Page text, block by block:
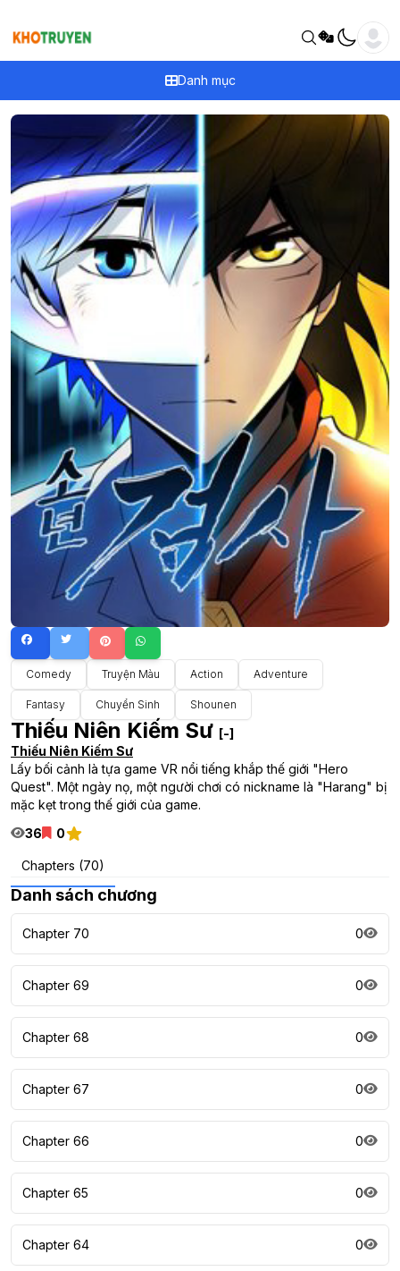
Danh mục
Comedy Truyện Màu Action Adventure
Fantasy Chuyển Sinh Shounen
Thiếu Niên Kiếm Sư [-]
Thiếu Niên Kiếm Sư
Lấy bối cảnh là tựa game VR nổi tiếng khắp thế giới "Hero
Quest". Một ngày nọ, một người chơi có nickname là "Harang" bị
mặc kẹt trong thế giới của game.
36
0
Chapters (70)
Danh sách chương
Chapter 70 0
Chapter 69 0
Chapter 68 0
Chapter 67 0
Chapter 66 0
Chapter 65 0
Chapter 64 0